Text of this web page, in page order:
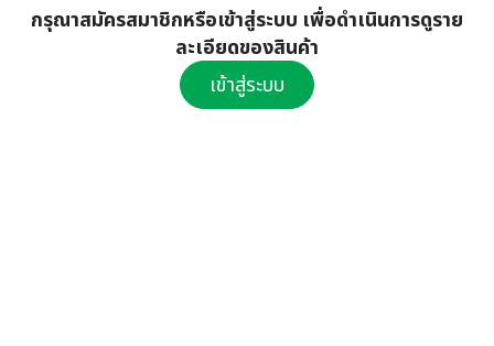
กรุณาสมัครสมาชิกหรือเข้าสู่ระบบ เพื่อดำเนินการดูราย
ละเอียดของสินค้า
เข้าสู่ระบบ